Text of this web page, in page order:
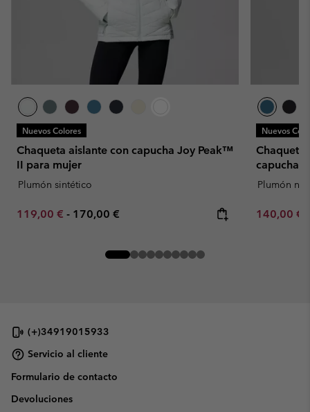
Nuevos Colores
Chaqueta aislante con capucha Joy Peak™
II para mujer
Plumón sintético
Minimum sale price:
119,00 € - Maximum price:
170,00 €
Nuevos
Chaqueta
capucha
Plumón
Minimum
140,00 €
(+)34919015933
Servicio al cliente
Formulario de contacto
Devoluciones